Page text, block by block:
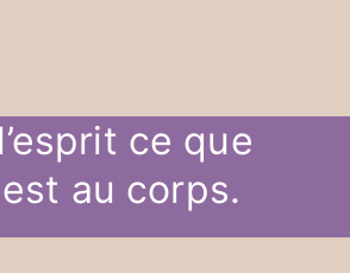
ce que
au corps.